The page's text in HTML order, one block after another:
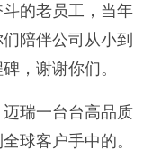
的老员工，当年
陪伴公司从小到
，谢谢你们。
瑞一台台高品质
球客户手中的。